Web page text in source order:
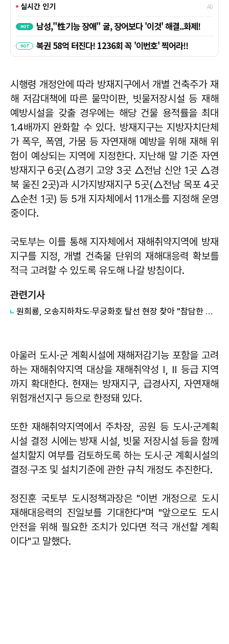
시행령 개정안에 따라 방재지구에서 개별 건축주가 재
해 저감대책에 따른 물막이판, 빗물저장시설 등 재해
예방시설을 갖출 경우에는 해당 건물 용적률을 최대
1.4배까지 완화할 수 있다. 방재지구는 지방자치단체
가 폭우, 폭염, 가뭄 등 자연재해 예방을 위해 재해 위
험이 예상되는 지역에 지정한다. 지난해 말 기준 자연
방재지구 6곳(△경기 고양 3곳 △전남 신안 1곳 △경
북 울진 2곳)과 시가지방재지구 5곳(△전남 목포 4곳
△순천 1곳) 등 5개 지자체에서 11개소를 지정해 운영
중이다.
국토부는 이를 통해 지자체에서 재해취약지역에 방재
지구를 지정, 개별 건축물 단위의 재해대응력 확보를
적극 고려할 수 있도록 유도해 나갈 방침이다.
관련기사
원희룡, 오송지하차도·무궁화호 탈선 현장 찾아 "참담한 심정...피해 복구에 총력"
아울러 도시·군 계획시설에 재해저감기능 포함을 고려
하는 재해취약지역 대상을 재해취약성 Ⅰ, Ⅱ 등급 지역
까지 확대한다. 현재는 방재지구, 급경사지, 자연재해
위험개선지구 등으로 한정돼 있다.
또한 재해취약지역에서 주차장, 공원 등 도시·군계획
시설 결정 시에는 방재 시설, 빗물 저장시설 등을 함께
설치할지 여부를 검토하도록 하는 도시‧군 계획시설의
결정‧구조 및 설치기준에 관한 규칙 개정도 추진한다.
정진훈 국토부 도시정책과장은 "이번 개정으로 도시
재해대응력의 진일보를 기대한다"며 "앞으로도 도시
안전을 위해 필요한 조치가 있다면 적극 개선할 계획
이다"고 말했다.